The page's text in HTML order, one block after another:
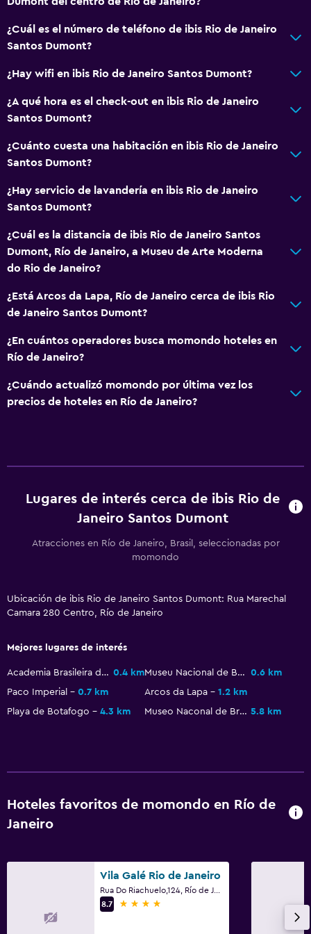
Secador de pelo
Papel higiénico
Baño privado
Minibar
Bar de tapas
Bar/lounge
La comida se puede entregar en el alojamiento
General
Piso de parquet o madera noble
Teléfono
Limpieza diaria
Botiquín de primeros auxilios
Cámaras CCTV en zonas comunes
Seguridad las 24 horas
Caja fuerte
Sistema de entretenimiento
TV de pantalla plana
Sala de estar/TV compartida
Lavandería
Servicio de planchado
Plancha para pantalones
Ideal para familias
¿Cuál es el número de teléfono de ibis Rio de Janeiro
Santos Dumont?
¿Hay wifi en ibis Rio de Janeiro Santos Dumont?
¿A qué hora es el check-out en ibis Rio de Janeiro
Santos Dumont?
¿Cuánto cuesta una habitación en ibis Rio de Janeiro
Santos Dumont?
¿Hay servicio de lavandería en ibis Rio de Janeiro
Santos Dumont?
¿Cuál es la distancia de ibis Rio de Janeiro Santos
Dumont, Río de Janeiro, a Museu de Arte Moderna
do Rio de Janeiro?
¿Está Arcos da Lapa, Río de Janeiro cerca de ibis Rio
de Janeiro Santos Dumont?
¿En cuántos operadores busca momondo hoteles en
Río de Janeiro?
¿Cuándo actualizó momondo por última vez los
precios de hoteles en Río de Janeiro?
Lugares de interés cerca de ibis Rio de
Janeiro Santos Dumont
Atracciones en Río de Janeiro, Brasil, seleccionadas por
momondo
Ubicación de ibis Rio de Janeiro Santos Dumont: Rua Marechal
Camara 280 Centro, Río de Janeiro
Mejores lugares de interés
Academia Brasileira de Letras 0.4 km Museu Nacional de Belas Artes
0.6 km
Paco Imperial
0.7 km Arcos da Lapa
1.2 km
Playa de Botafogo
4.3 km Museo Naconal de Brasil 5.8 km
Hoteles favoritos de momondo en Río de
Janeiro
Vila Galé Rio de Janeiro
8.7
4 estrellas